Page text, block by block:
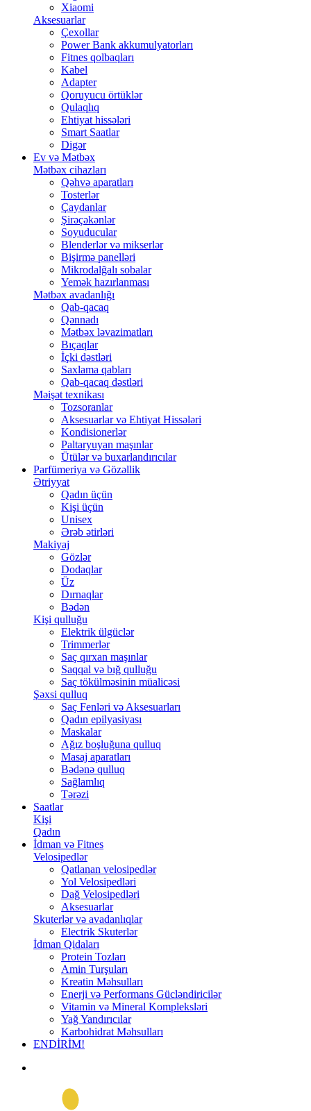
Xiaomi
Aksesuarlar
Çexollar
Power Bank akkumulyatorları
Fitnes qolbaqları
Kabel
Adapter
Qoruyucu örtüklər
Qulaqlıq
Ehtiyat hissələri
Smart Saatlar
Digər
Ev və Mətbəx
Mətbəx cihazları
Qəhvə aparatları
Tosterlər
Çaydanlar
Şirəçəkənlər
Soyuducular
Blenderlər və mikserlər
Bişirmə panelləri
Mikrodalğalı sobalar
Yemək hazırlanması
Mətbəx avadanlığı
Qab-qacaq
Qənnadı
Mətbəx ləvazimatları
Bıçaqlar
İçki dəstləri
Saxlama qabları
Qab-qacaq dəstləri
Məişət texnikası
Tozsoranlar
Aksesuarlar və Ehtiyat Hissələri
Kondisionerlər
Paltaryuyan maşınlar
Ütülər və buxarlandırıcılar
Parfümeriya və Gözəllik
Ətriyyat
Qadın üçün
Kişi üçün
Unisex
Ərəb ətirləri
Makiyaj
Gözlər
Dodaqlar
Üz
Dırnaqlar
Bədən
Kişi qulluğu
Elektrik ülgüclər
Trimmerlər
Saç qırxan maşınlar
Saqqal və bığ qulluğu
Saç tökülməsinin müalicəsi
Şəxsi qulluq
Saç Fenləri və Aksesuarları
Qadın epilyasiyası
Maskalar
Ağız boşluğuna qulluq
Masaj aparatları
Bədənə qulluq
Sağlamlıq
Tərəzi
Saatlar
Kişi
Qadın
İdman və Fitnes
Velosipedlər
Qatlanan velosipedlər
Yol Velosipedləri
Dağ Velosipedləri
Aksesuarlar
Skuterlər və avadanlıqlar
Electrik Skuterlər
İdman Qidaları
Protein Tozları
Amin Turşuları
Kreatin Məhsulları
Enerji və Performans Gücləndiricilər
Vitamin və Mineral Kompleksləri
Yağ Yandırıcılar
Karbohidrat Məhsulları
ENDİRİM!